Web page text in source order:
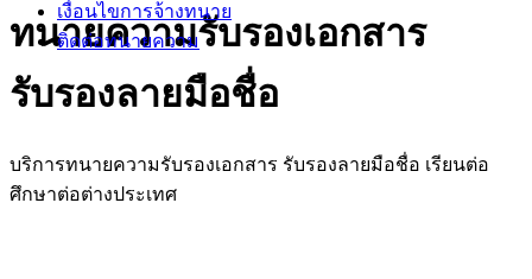
เงื่อนไขการจ้างทนาย
ติดต่อทนายความ
ทนายความรับรองเอกสาร
รับรองลายมือชื่อ
บริการทนายความรับรองเอกสาร รับรองลายมือชื่อ เรียนต่อ
ศึกษาต่อต่างประเทศ